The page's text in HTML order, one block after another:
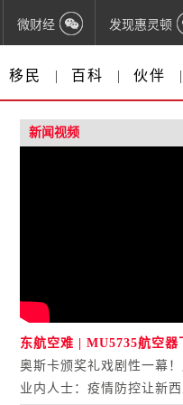
微财经 发现惠灵顿
移民 | 百科 | 伙伴 |
新闻视频
东航空难 | MU5735航空器
报告公布
奥斯卡颁奖礼戏剧性一幕
打人
业内人士：疫情防控让新